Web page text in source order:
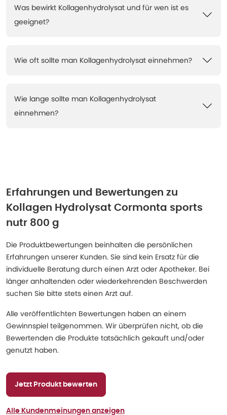
Was bewirkt Kollagenhydrolysat und für wen ist es
geeignet?
Wie oft sollte man Kollagenhydrolysat einnehmen?
Wie lange sollte man Kollagenhydrolysat
einnehmen?
Erfahrungen und Bewertungen zu
Kollagen Hydrolysat Cormonta sports
nutr 800 g
Die Produktbewertungen beinhalten die persönlichen
Erfahrungen unserer Kunden. Sie sind kein Ersatz für die
individuelle Beratung durch einen Arzt oder Apotheker. Bei
länger anhaltenden oder wiederkehrenden Beschwerden
suchen Sie bitte stets einen Arzt auf.
Alle veröffentlichten Bewertungen haben an einem
Gewinnspiel teilgenommen. Wir überprüfen nicht, ob die
Bewertenden die Produkte tatsächlich gekauft und/oder
genutzt haben.
Jetzt Produkt bewerten
Alle Kundenmeinungen anzeigen